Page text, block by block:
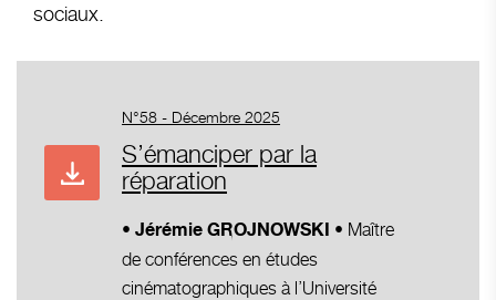
sociaux.
N°58 - Décembre 2025
S’émanciper par la
réparation
• Jérémie GROJNOWSKI • Maître
de conférences en études
cinématographiques à l’Université